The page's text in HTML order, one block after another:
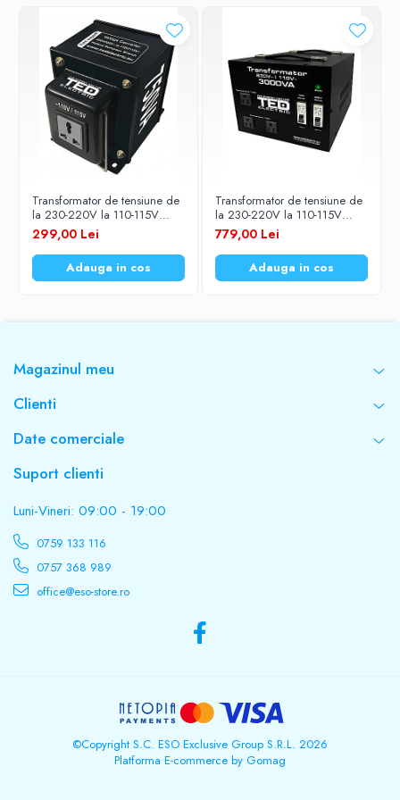
Transformator de tensiune de
la 230-220V la 110-115V
750VA / 600W
299,00 Lei
Adauga in cos
Transformator de tensiune de
la 230-220V la 110-115V
3000VA/2400W cu carcasa
TED Electric
779,00 Lei
Adauga in cos
Magazinul meu
Clienti
Date comerciale
Suport clienti
Luni-Vineri: 09:00 - 19:00
0759 133 116
0757 368 989
office@eso-store.ro
©Copyright S.C. ESO Exclusive Group S.R.L. 2026
Platforma E-commerce by Gomag